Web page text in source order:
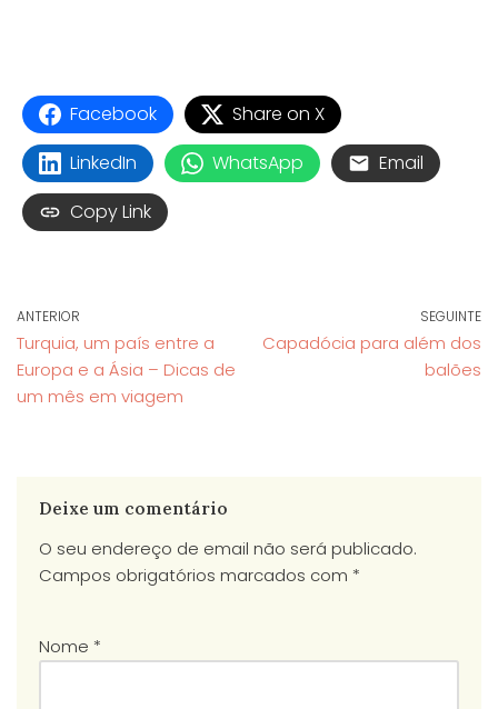
Facebook
Share on X
LinkedIn
WhatsApp
Email
Copy Link
ANTERIOR
Turquia, um país entre a
Europa e a Ásia – Dicas de
um mês em viagem
SEGUINTE
Capadócia para além dos
balões
Deixe um comentário
O seu endereço de email não será publicado.
Campos obrigatórios marcados com *
Nome *